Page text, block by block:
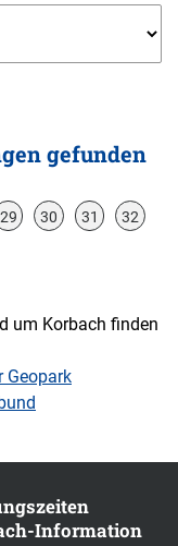
gefunden
29 30 31 32
um Korbach finden
Geopark
Information